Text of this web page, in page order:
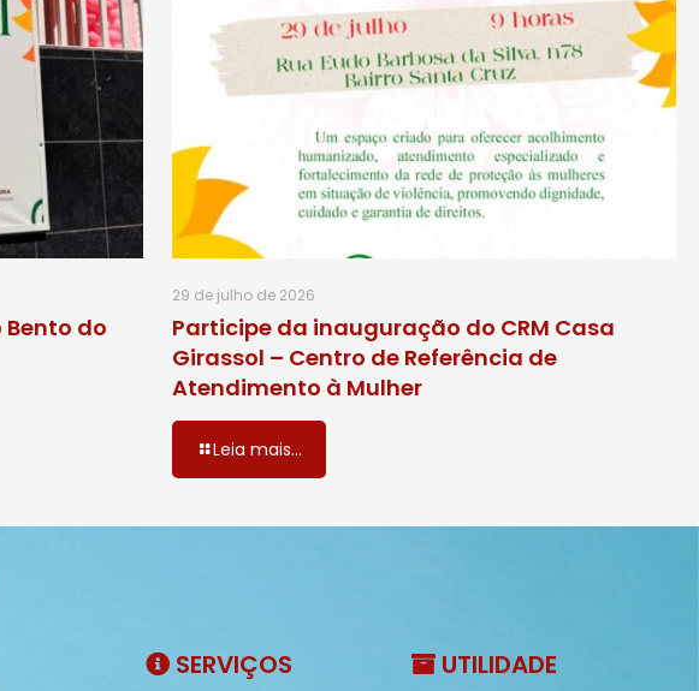
do
29 de julho de 2026
Participe da inauguração do CRM Casa
Girassol – Centro de Referência de
Atendimento à Mulher
Leia mais...
SERVIÇOS UTILIDADE